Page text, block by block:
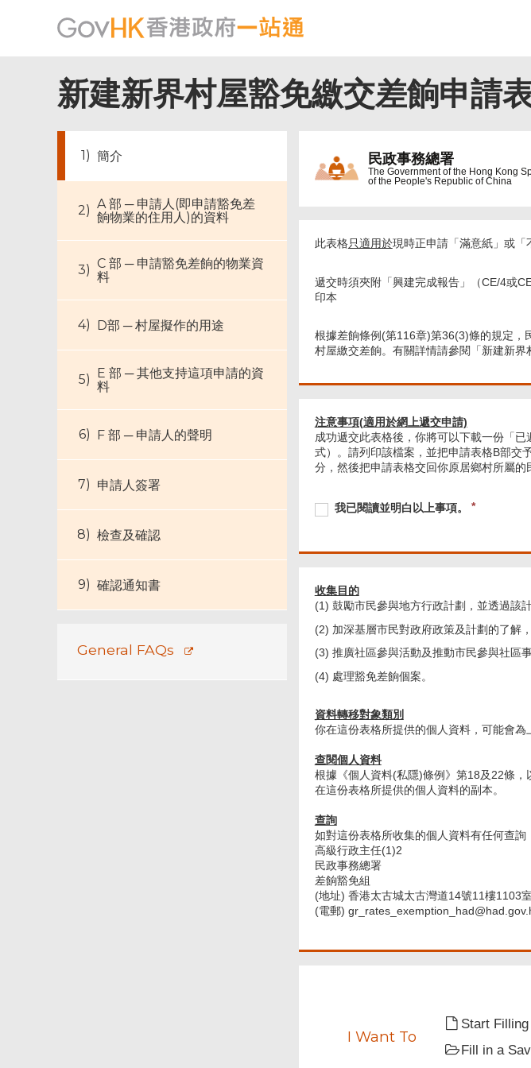
新建新界村屋豁免繳交差餉申請
簡介
A 部 ─ 申請人(即申請豁免差
餉物業的住用人)的資料
C 部 ─ 申請豁免差餉的物業資
料
D部 ─ 村屋擬作的用途
E 部 ─ 其他支持這項申請的資
料
F 部 ─ 申請人的聲明
申請人簽署
檢查及確認
確認通知書
General FAQs
民政事務總署
The Government of the Hong Kong
of the People's Republic of China
此表格只適用於現時正申請「滿意紙」或「
遞交時須夾附「興建完成報告」（CE/4或
印本
根據差餉條例(第116章)第36(3)條的規定，
村屋繳交差餉。有關詳情請參閱「新建新界
注意事項(適用於網上遞交申請)
成功遞交此表格後，你將可以下載一份「
式）。請列印該檔案，並把申請表格B部交
分，然後把申請表格交回你原居鄉村所屬的
我
已
讀
白
以
上
項。
Required
我已閱讀並明白以上事項。
R
u
d
收集目的
(1) 鼓勵市民參與地方行政計劃，並透過該
(2) 加深基層市民對政府政策及計劃的了解
(3) 推廣社區參與活動及推動市民參與社區事
(4) 處理豁免差餉個案。
資料轉移對象類別
你在這份表格所提供的個人資料，可能會為
查閱個人資料
根據《個人資料(私隱)條例》第18及22條
在這份表格所提供的個人資料的副本。
查詢
如對這份表格所收集的個人資料有任何查詢
高級行政主任(1)2
民政事務總署
差餉豁免組
(地址) 香港太古城太古灣道14號11樓1103室
(電郵)
I Want To
Start
Fill in a